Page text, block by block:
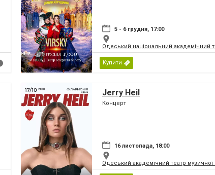
5 - 6 грудня, 17:00
Одеський національний академічний
Купити
Jerry Heil
Концерт
16 листопада, 18:00
Одеський академічний театр музичної